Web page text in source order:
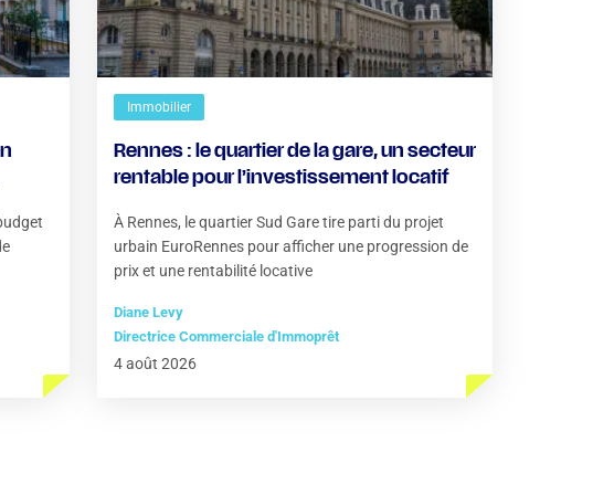
Immobilier
Rennes : le quartier de la gare, un secteur
rentable pour l’investissement locatif
À Rennes, le quartier Sud Gare tire parti du projet
urbain EuroRennes pour afficher une progression de
prix et une rentabilité locative
Diane Levy
Directrice Commerciale d'Immoprêt
4 août 2026